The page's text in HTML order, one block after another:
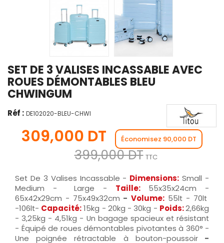
SET DE 3 VALISES INCASSABLE AVEC
ROUES DÉMONTABLES BLEU
CHWINGUM
Réf : DE102020-BLEU-CHWI
309,000 DT Économisez 90,000 DT
399,000 DT TTC
Set De 3 Valises Incassable - Dimensions: Small -
Medium - Large - Taille:
55x35x24cm -
65x42x29cm - 75x49x32cm - Volume:55lt - 70lt
-106lt- Capacité: 15kg - 20kg - 30kg - Poids:2,66kg
- 3,25kg - 4,51kg - Un bagage spacieux et résistant
- Équipé de roues démontables pivotantes à 360° -
Une poignée rétractable à bouton-poussoir-